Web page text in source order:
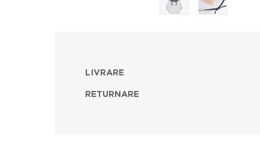
LIVRARE
RETURNARE